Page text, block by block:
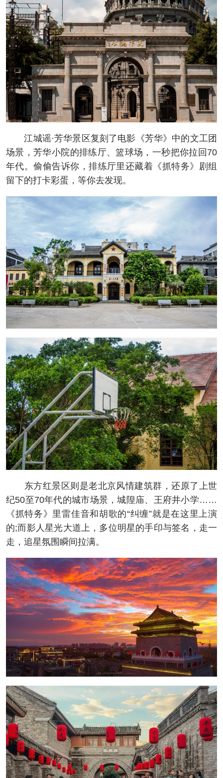
江城谣·芳华景区复刻了电影《芳华》中的文工团
场景，芳华小院的排练厅、篮球场，一秒把你拉回70
年代。偷偷告诉你，排练厅里还藏着《抓特务》剧组
留下的打卡彩蛋，等你去发现。
东方红景区则是老北京风情建筑群，还原了上世
纪50至70年代的城市场景，城隍庙、王府井小学……
《抓特务》里雷佳音和胡歌的“纠缠”就是在这里上演
的;而影人星光大道上，多位明星的手印与签名，走一
走，追星氛围瞬间拉满。